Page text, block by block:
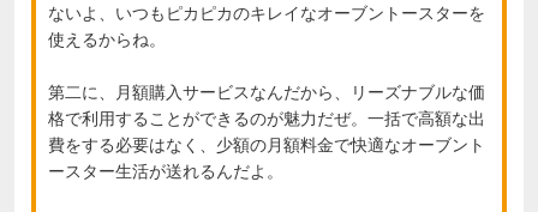
ないよ、いつもピカピカのキレイなオーブントースターを
使えるからね。
第二に、月額購入サービスなんだから、リーズナブルな価
格で利用することができるのが魅力だぜ。一括で高額な出
費をする必要はなく、少額の月額料金で快適なオーブント
ースター生活が送れるんだよ。